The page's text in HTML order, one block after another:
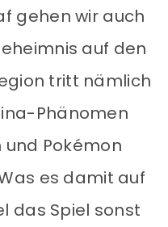
gehen wir auch
auf den
tritt nämlich
Phänomen
und Pokémon
es damit auf
das Spiel sonst